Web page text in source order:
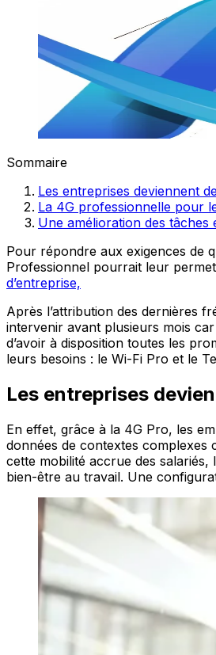
Sommaire
Les entreprises deviennent
La 4G professionnelle pour
Une amélioration des tâches
Pour répondre aux exigences de
Professionnel pourrait leur
d’entreprise,
Après l’attribution des dernières
intervenir avant plusieurs mois
d’avoir à disposition toutes les
leurs besoins : le Wi-Fi Pro et le
Les entreprises
En effet, grâce à la 4G Pro, les
données de contextes complexes
cette mobilité accrue des salariés,
bien-être au travail. Une